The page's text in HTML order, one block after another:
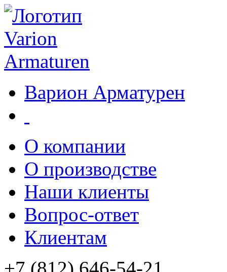
Варион Арматурен
О компании
О производстве
Наши клиенты
Вопрос-ответ
Клиентам